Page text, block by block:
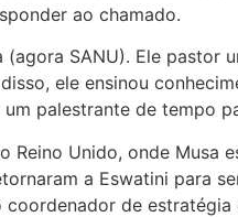
ao chamado.
SANU). Ele pastor
ele ensinou
palestrante de tempo
Reino Unido, onde
a Eswatini para
de